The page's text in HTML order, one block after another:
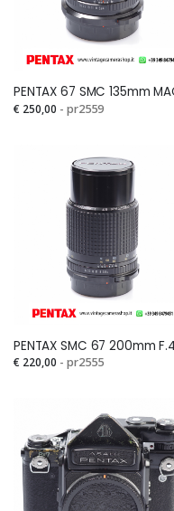
€ 250,00 - pr2559
€ 220,00 - pr2555